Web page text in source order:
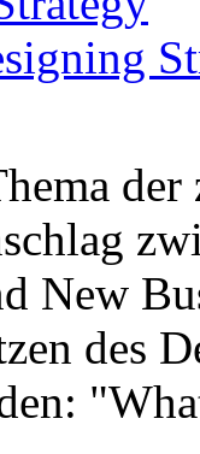
New
des